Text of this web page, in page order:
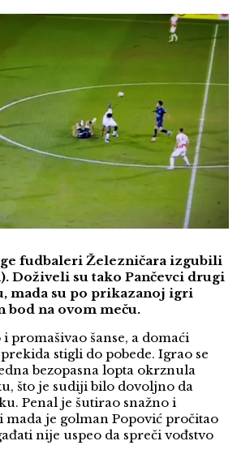
fudbaleri Železničara izgubili
Doživeli su tako Pančevci drugi
mada su po prikazanoj igri
bod na ovom meču.
promašivao šanse, a domaći
stigli do pobede. Igrao se
bezopasna lopta okrznula
što je sudiji bilo dovoljno da
Penal je šutirao snažno i
mada je golman Popović pročitao
nije uspeo da spreči vođstvo